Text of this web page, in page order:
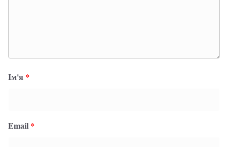
Ім'я *
Email *